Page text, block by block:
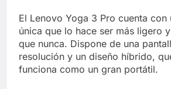
Más
en Línea
Pharma
México
Masivos
Libre
7 Años
Crucero
lleva a
El Lenovo Yoga 3 Pro cuenta con
única que lo hace ser más ligero
que nunca. Dispone de una
resolución y un diseño híbrido,
funciona como un gran portátil.